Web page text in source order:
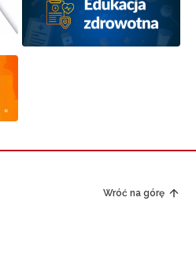
Wróć na górę